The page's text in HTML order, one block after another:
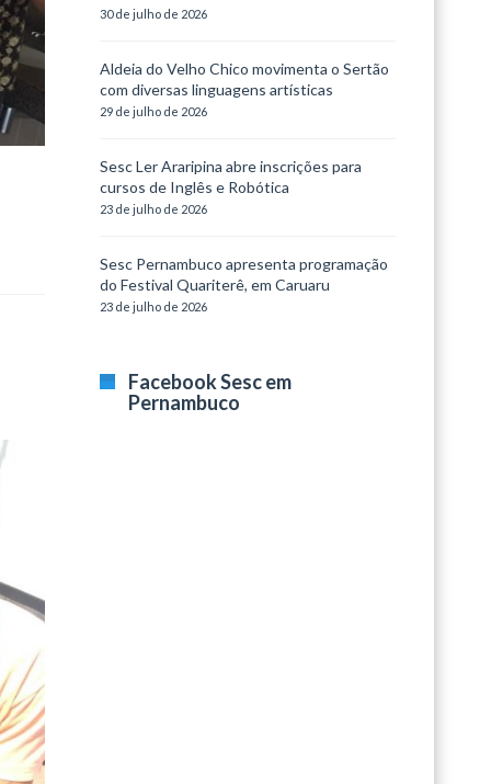
30 de julho de 2026
Aldeia do Velho Chico movimenta o Sertão
com diversas linguagens artísticas
29 de julho de 2026
Sesc Ler Araripina abre inscrições para
cursos de Inglês e Robótica
23 de julho de 2026
Sesc Pernambuco apresenta programação
do Festival Quariterê, em Caruaru
23 de julho de 2026
Facebook Sesc em
Pernambuco